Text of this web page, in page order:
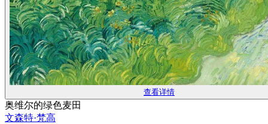
查看详情
奥维尔的绿色麦田
文森特·梵高